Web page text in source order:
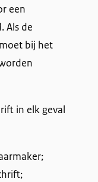
een
Als de
bij het
in elk geval